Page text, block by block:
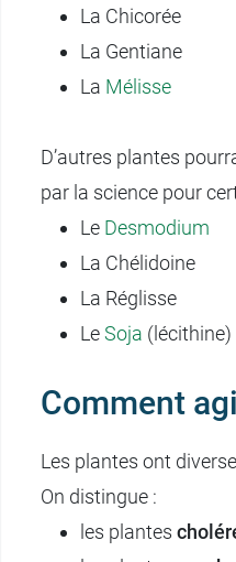
La Chicorée
La Gentiane
La Mélisse
D’autres plantes
par la science pour
Le Desmodium
La Chélidoine
La Réglisse
LeSoja (lécithine)
Comment
Les plantes ont
On distingue :
les plantes